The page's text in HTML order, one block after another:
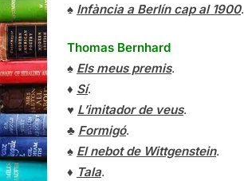
♠ Infància a Berlín cap al 1900.
Thomas Bernhard
♠ Els meus premis.
♦ Sí.
♥ L’imitador de veus.
♣ Formigó.
♠ El nebot de Wittgenstein.
♦ Tala.